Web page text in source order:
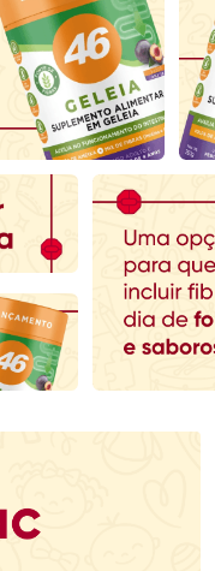
Desconto
sem Desconto
R$ 123,29/cada
sem Desconto
R$ 123,29/cada